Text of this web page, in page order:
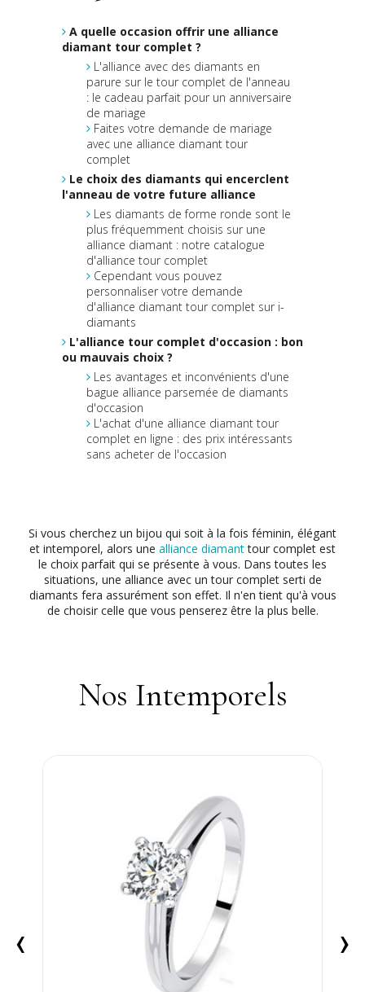
A quelle occasion offrir une alliance
diamant tour complet ?
L'alliance avec des diamants en
parure sur le tour complet de l'anneau
: le cadeau parfait pour un anniversaire
de mariage
Faites votre demande de mariage
avec une alliance diamant tour
complet
Le choix des diamants qui encerclent
l'anneau de votre future alliance
Les diamants de forme ronde sont le
plus fréquemment choisis sur une
alliance diamant : notre catalogue
d'alliance tour complet
Cependant vous pouvez
personnaliser votre demande
d'alliance diamant tour complet sur i-
diamants
L'alliance tour complet d'occasion : bon
ou mauvais choix ?
Les avantages et inconvénients d'une
bague alliance parsemée de diamants
d'occasion
L'achat d'une alliance diamant tour
complet en ligne : des prix intéressants
sans acheter de l'occasion
Si vous cherchez un bijou qui soit à la fois féminin, élégant
et intemporel, alors une alliance diamanttour complet est
le choix parfait qui se présente à vous. Dans toutes les
situations, une alliance avec un tour complet serti de
diamants fera assurément son effet. Il n'en tient qu'à vous
de choisir celle que vous penserez être la plus belle.
Nos Intemporels
‹ ›